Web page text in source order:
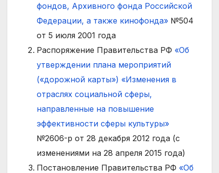
фондов, Архивного фонда Российской
Федерации, а также кинофонда» №504
от 5 июля 2001 года
Распоряжение Правительства РФ «Об
утверждении плана мероприятий
(«дорожной карты») «Изменения в
отраслях социальной сферы,
направленные на повышение
эффективности сферы культуры»
№2606-р от 28 декабря 2012 года (с
изменениями на 28 апреля 2015 года)
Постановление Правительства РФ «Об